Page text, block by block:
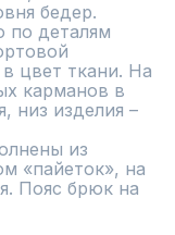
бедер.
по деталям
цвет ткани. На
карманов в
низ изделия –
«пайеток», на
Пояс брюк на